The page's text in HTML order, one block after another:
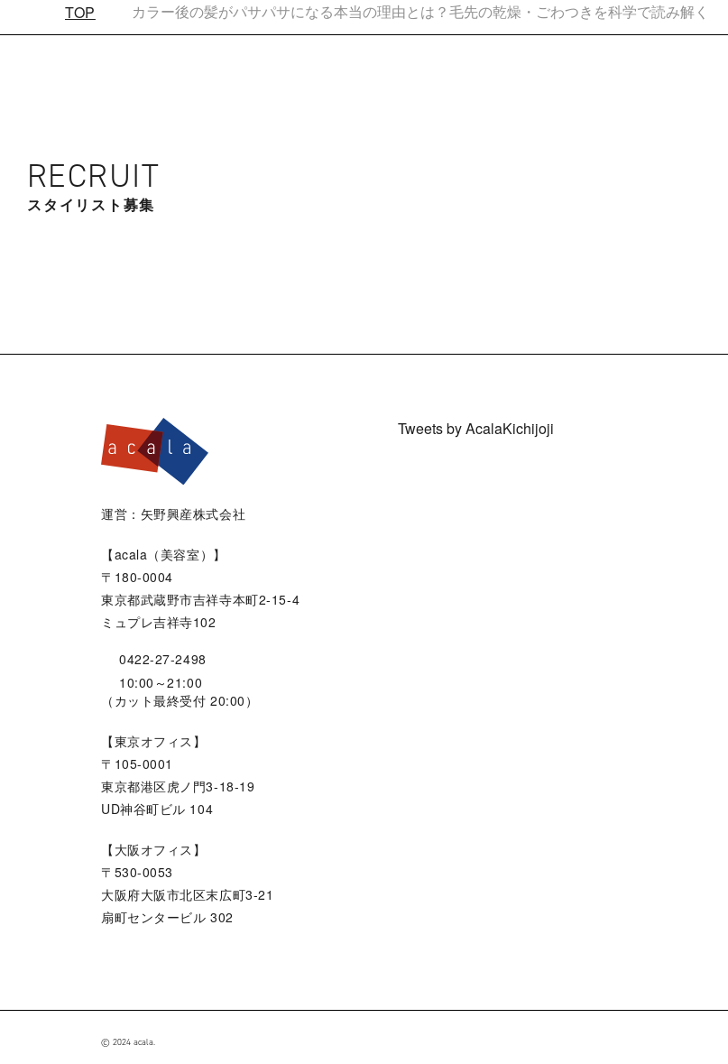
TOP カラー後の髪がパサパサになる本当の理由とは？毛先の乾燥・ごわつきを科学で読み解く
RECRUIT
スタイリスト募集
運営：矢野興産株式会社
【acala（美容室）】
〒180-0004
東京都武蔵野市吉祥寺本町2-15-4
ミュプレ吉祥寺102
0422-27-2498
10:00～21:00
（カット最終受付 20:00）
【東京オフィス】
〒105-0001
東京都港区虎ノ門3-18-19
UD神谷町ビル 104
【大阪オフィス】
〒530-0053
大阪府大阪市北区末広町3-21
扇町センタービル 302
Tweets by AcalaKichijoji
© 2024 acala.